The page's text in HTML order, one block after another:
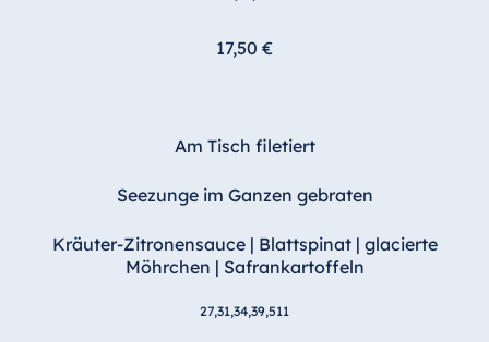
17,50 €
Am Tisch filetiert
Seezunge im Ganzen gebraten
Kräuter-Zitronensauce | Blattspinat | glacierte
Möhrchen | Safrankartoffeln
27,31,34,39,511